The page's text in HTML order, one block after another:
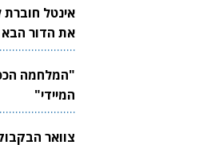
אינטל
את הדור הבא
לשבבים
המיידי"